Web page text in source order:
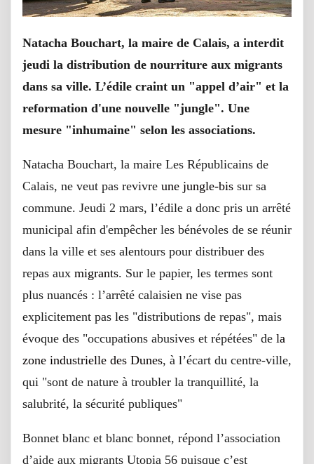
Natacha Bouchart, la maire de Calais, a interdit
jeudi la distribution de nourriture aux migrants
dans sa ville. L’édile craint un "appel d’air" et la
reformation d'une nouvelle "jungle". Une
mesure "inhumaine" selon les associations.
Natacha Bouchart, la maire Les Républicains de
Calais, ne veut pas revivre une jungle-bis sur sa
commune. Jeudi 2 mars, l’édile a donc pris un arrêté
municipal afin d'empêcher les bénévoles de se réunir
dans la ville et ses alentours pour distribuer des
repas aux migrants. Sur le papier, les termes sont
plus nuancés : l’arrêté calaisien ne vise pas
explicitement pas les "distributions de repas", mais
évoque des "occupations abusives et répétées" de la
zone industrielle des Dunes, à l’écart du centre-ville,
qui "sont de nature à troubler la tranquillité, la
salubrité, la sécurité publiques"
Bonnet blanc et blanc bonnet, répond l’association
d’aide aux migrants Utopia 56 puisque c’est